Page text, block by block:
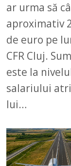
ar urma să
aproximativ
de euro pe
CFR Cluj.
este la
salariului
lui…